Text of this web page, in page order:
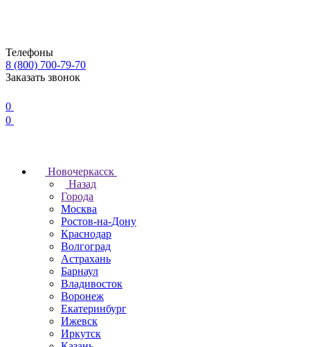
Телефоны
8 (800) 700-79-70
Заказать звонок
0
0
Новочеркаcск
Назад
Города
Москва
Ростов-на-Дону
Краснодар
Волгоград
Астрахань
Барнаул
Владивосток
Воронеж
Екатеринбург
Ижевск
Иркутск